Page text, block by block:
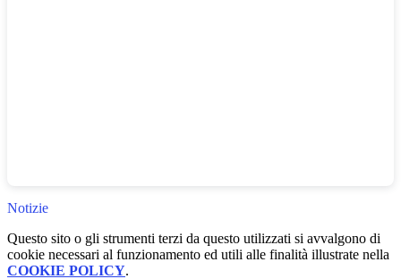
Notizie
Questo sito o gli strumenti terzi da questo utilizzati si avvalgono di
cookie necessari al funzionamento ed utili alle finalità illustrate nella
COOKIE POLICY.